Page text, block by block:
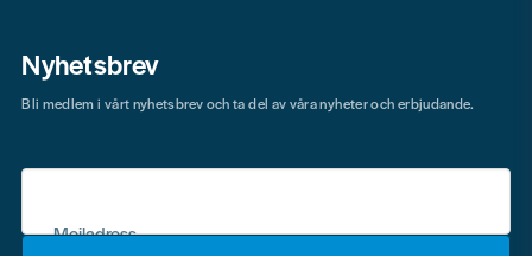
Nyhetsbrev
Mejladress
Bli medlem i vårt nyhetsbrev och ta del av våra nyheter och erbjudande.